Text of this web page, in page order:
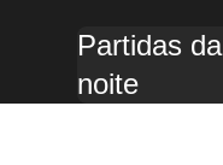
Partidas da
noite